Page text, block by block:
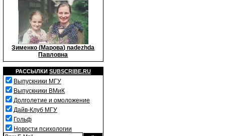
Зименко (Марова) nadezhda
Павловна
РАССЫЛКИ SUBSCRIBE.RU
Выпускники МГУ
Выпускники ВМиК
Долголетие и омоложение
Дайв-Клуб МГУ
Гольф
Новости психологии